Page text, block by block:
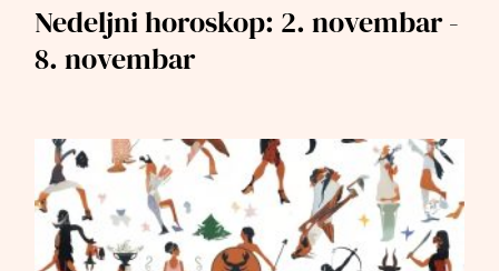
Nedeljni horoskop: 2. novembar -
8. novembar